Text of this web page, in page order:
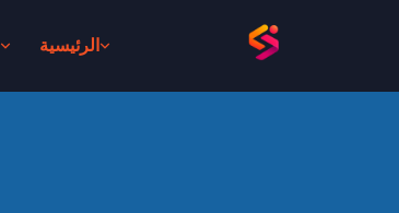
الرئيسية